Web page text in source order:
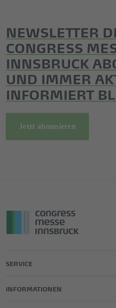
NEWSLETTER
CONGRESS
INNSBRUCK
UND IMMER
INFORMIERT
Jetzt abonnieren
SERVICE
INFORMATIONEN